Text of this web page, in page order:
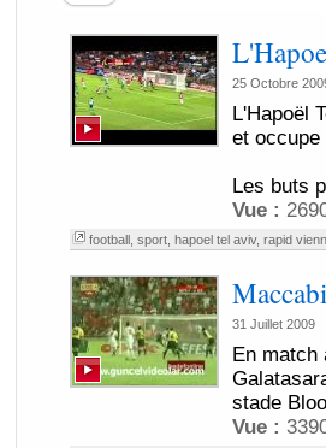
25 Octobre
L'Hapoël
et occupe
Les buts
Vue :
football, sport, hapoel tel aviv, rapid
31 Juillet 2009
En match
stade
Vue :